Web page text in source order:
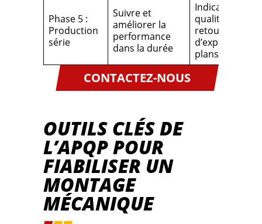
Phase 5 :
Production
série
Suivre et
améliorer la
performance
dans la durée
Indicateurs
qualité, SPC,
retours
d’expérience,
plans de
CONTACTEZ-NOUS
OUTILS CLÉS DE
L’APQP POUR
FIABILISER UN
MONTAGE
MÉCANIQUE